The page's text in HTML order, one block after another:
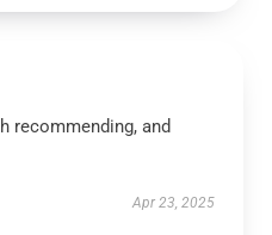
recommending, and
Apr 23, 2025